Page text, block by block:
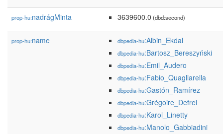
prop-hu:nadrágMinta 3639600.0 (dbd:second)
prop-hu:name dbpedia-hu:Albin_Ekdal
dbpedia-hu:Bartosz_Bereszyński
dbpedia-hu:Emil_Audero
dbpedia-hu:Fabio_Quagliarella
dbpedia-hu:Gastón_Ramírez
dbpedia-hu:Grégoire_Defrel
dbpedia-hu:Karol_Linetty
dbpedia-hu:Manolo_Gabbiadini